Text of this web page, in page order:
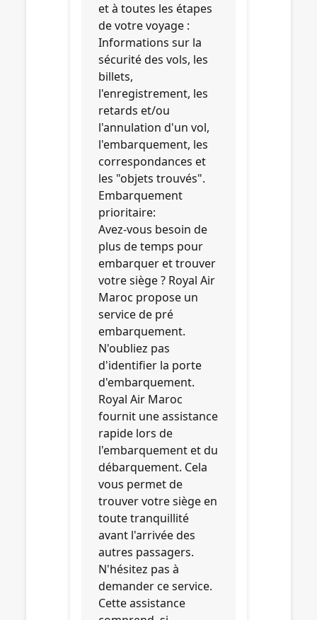
et à toutes les étapes
de votre voyage :
Informations sur la
sécurité des vols, les
billets,
l'enregistrement, les
retards et/ou
l'annulation d'un vol,
l'embarquement, les
correspondances et
les "objets trouvés".
Embarquement
prioritaire:
Avez-vous besoin de
plus de temps pour
embarquer et trouver
votre siège ? Royal Air
Maroc propose un
service de pré
embarquement.
N'oubliez pas
d'identifier la porte
d'embarquement.
Royal Air Maroc
fournit une assistance
rapide lors de
l'embarquement et du
débarquement. Cela
vous permet de
trouver votre siège en
toute tranquillité
avant l'arrivée des
autres passagers.
N'hésitez pas à
demander ce service.
Cette assistance